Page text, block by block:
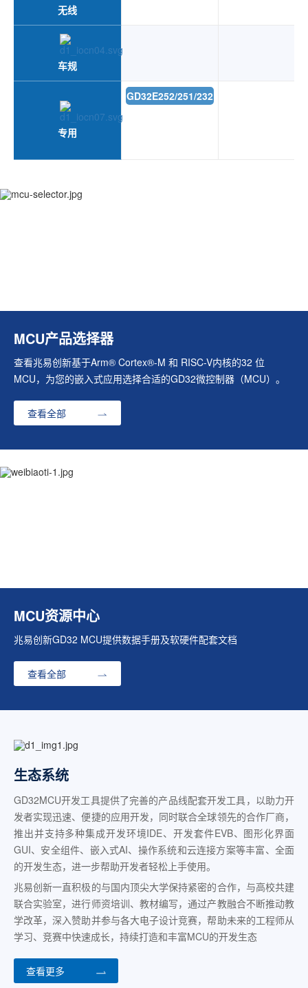
无线
车规
专用
GD32E252/251/232
MCU产品选择器
查看兆易创新基于Arm® Cortex®-M 和 RISC-V内核的32 位
MCU，为您的嵌入式应用选择合适的GD32微控制器（MCU）。
查看全部
MCU资源中心
兆易创新GD32 MCU提供数据手册及软硬件配套文档
查看全部
生态系统
GD32MCU开发工具提供了完善的产品线配套开发工具，以助力开
发者实现迅速、便捷的应用开发，同时联合全球领先的合作厂商，
推出并支持多种集成开发环境IDE、开发套件EVB、图形化界面
GUI、安全组件、嵌入式AI、操作系统和云连接方案等丰富、全面
的开发生态，进一步帮助开发者轻松上手使用。
兆易创新一直积极的与国内顶尖大学保持紧密的合作，与高校共建
联合实验室，进行师资培训、教材编写，通过产教融合不断推动教
学改革，深入赞助并参与各大电子设计竞赛，帮助未来的工程师从
学习、竞赛中快速成长，持续打造和丰富MCU的开发生态
查看更多